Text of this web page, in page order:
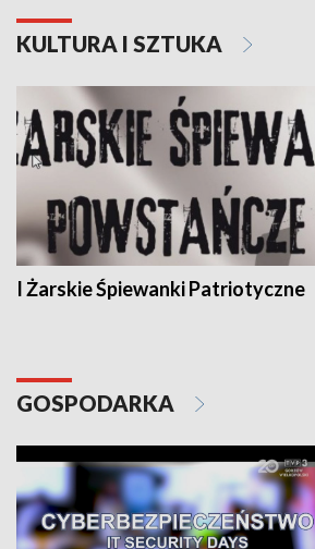
KULTURA I SZTUKA
I Żarskie Śpiewanki Patriotyczne
GOSPODARKA